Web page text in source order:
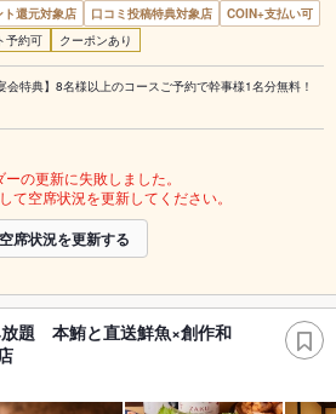
ト還元対象店 口コミ投稿特典対象店
COIN+支払い可
予約可 クーポンあり
会特典】8名様以上のコースご予約で幹事様1名分無料！
ーの更新に失敗しました。
て空席状況を更新してください。
空席状況を更新する
題 本鮪と直送鮮魚×創作和